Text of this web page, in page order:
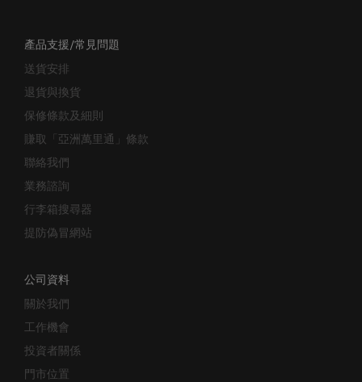
產品支援/常見問題
送貨安排
退貨與換貨
保修條款及細則
賺取「亞洲萬里通」條款
聯絡我們
業務諮詢
行李箱搜尋器
提防偽冒網站
公司資料
關於我們
工作機會
投資者關係
門市位置